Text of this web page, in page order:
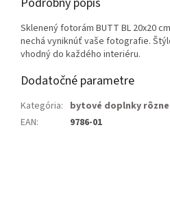
Sklenený fotorám BUTT BL 20x20
nechá vyniknúť vaše fotografie.
vhodný do každého interiéru.
Dodatočné parametre
Kategória: bytové doplnky rôzne
EAN: 9786-01